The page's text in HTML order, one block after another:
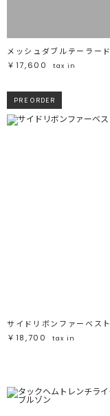
￥17,600
tax in
PRE ORDER
サイドリボンファーベスト
￥18,700
tax in